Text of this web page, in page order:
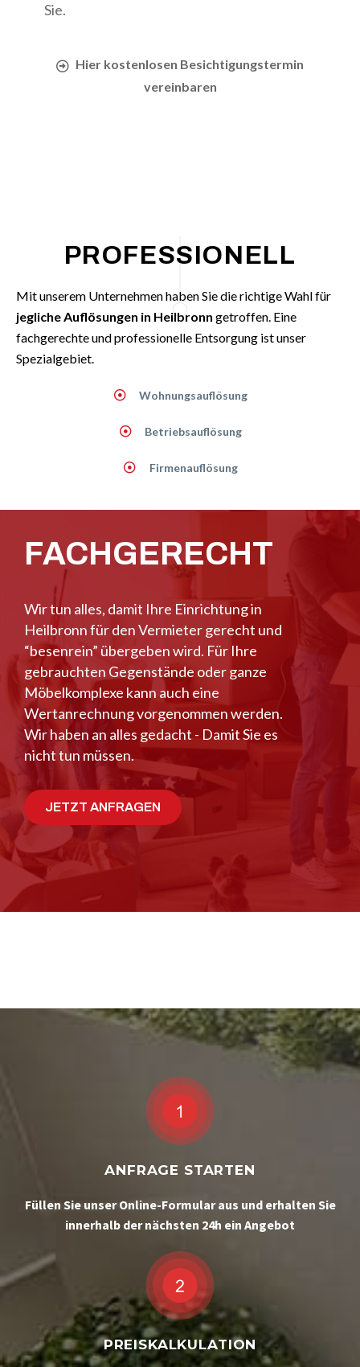
Sie.
Hier kostenlosen Besichtigungstermin
vereinbaren
PROFESSIONELL
Mit unserem Unternehmen haben Sie die richtige Wahl für
jegliche Auflösungen in Heilbronn getroffen. Eine
fachgerechte und professionelle Entsorgung ist unser
Spezialgebiet.
Wohnungsauflösung
Betriebsauflösung
Firmenauflösung
FACHGERECHT
Wir tun alles, damit Ihre Einrichtung in
Heilbronn für den Vermieter gerecht und
“besenrein” übergeben wird. Für Ihre
gebrauchten Gegenstände oder ganze
Möbelkomplexe kann auch eine
Wertanrechnung vorgenommen werden.
Wir haben an alles gedacht - Damit Sie es
nicht tun müssen.
JETZT ANFRAGEN
ANFRAGE STARTEN
Füllen Sie unser Online-Formular aus und erhalten Sie
innerhalb der nächsten 24h ein Angebot
PREISKALKULATION